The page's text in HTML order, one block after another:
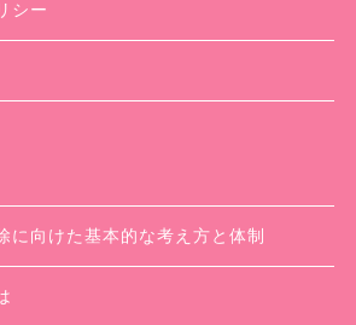
シー
に向けた基本的な考え方と体制